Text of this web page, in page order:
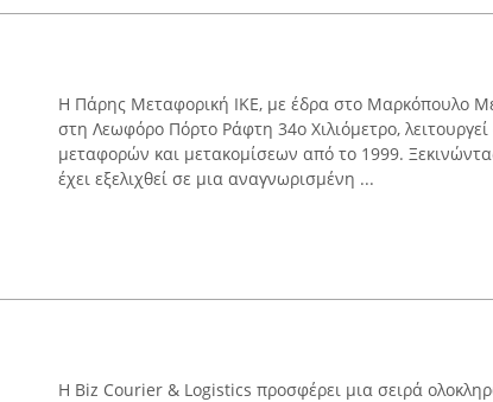
Η Πάρης Μεταφορική ΙΚΕ, με έδρα στο Μαρκόπουλο
στη Λεωφόρο Πόρτο Ράφτη 34ο Χιλιόμετρο,
μεταφορών και μετακομίσεων από το 1999.
έχει εξελιχθεί σε μια αναγνωρισμένη ...
Η Biz Courier & Logistics προσφέρει μια σειρά